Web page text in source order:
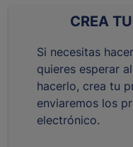
CREA
Si necesitas
quieres esperar
hacerlo, crea tu
enviaremos los
electrónico.